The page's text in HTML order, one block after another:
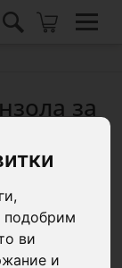
подобрим
ви
и
за